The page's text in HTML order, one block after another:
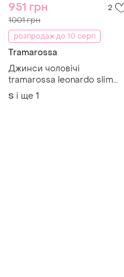
951 грн 2
1001 грн
розпродаж до 10 серп
Tramarossa
Джинси чоловічі
tramarossa leonardo slim
преміальна модель орігінал
S і ще 1